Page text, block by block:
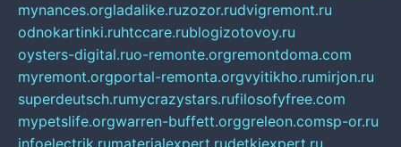
mynances.orgladalike.ruzozor.rudvigremont.ru
odnokartinki.ruhtccare.rublogizotovoy.ru
oysters-digital.ruo-remonte.orgremontdoma.com
myremont.orgportal-remonta.orgvyitikho.rumirjon.ru
superdeutsch.rumycrazystars.rufilosofyfree.com
mypetslife.orgwarren-buffett.orggreleon.comsp-or.ru
infoelectrik.rumaterialexpert.rudetkiexpert.ru